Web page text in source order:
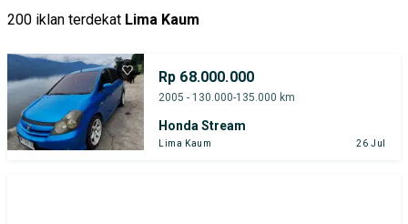
200 iklan terdekat Lima Kaum
Rp 68.000.000
2005 - 130.000-135.000 km
Honda Stream
Lima Kaum 26 Jul